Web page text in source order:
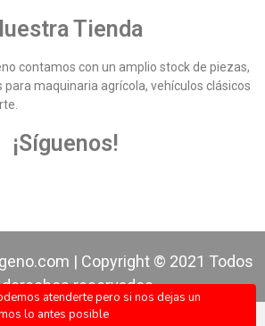
Tienda
contamos con un amplio stock de piezas,
maquinaria agrícola, vehículos clásicos
¡Síguenos!
| Copyright © 2021 Todos
reservados
atenderte pero si nos dejas un
lo antes posible